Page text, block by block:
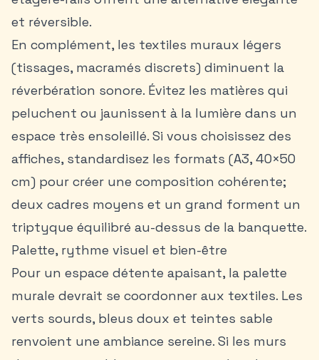
et réversible.
En complément, les textiles muraux légers
(tissages, macramés discrets) diminuent la
réverbération sonore. Évitez les matières qui
peluchent ou jaunissent à la lumière dans un
espace très ensoleillé. Si vous choisissez des
affiches, standardisez les formats (A3, 40×50
cm) pour créer une composition cohérente;
deux cadres moyens et un grand forment un
triptyque équilibré au-dessus de la banquette.
Palette, rythme visuel et bien-être
Pour un espace détente apaisant, la palette
murale devrait se coordonner aux textiles. Les
verts sourds, bleus doux et teintes sable
renvoient une ambiance sereine. Si les murs